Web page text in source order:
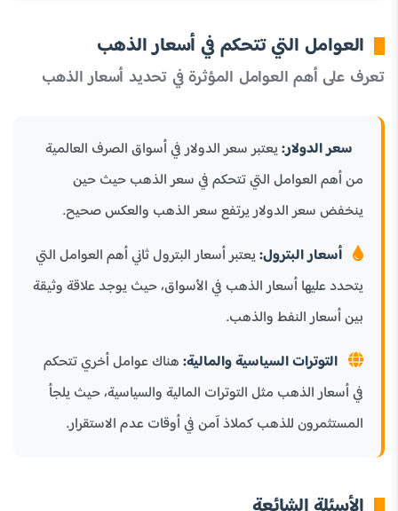
العوامل التي تتحكم في أسعار الذهب
تعرف على أهم العوامل المؤثرة في تحديد أسعار الذهب
سعر الدولار:يعتبر سعر الدولار في أسواق الصرف العالمية
من أهم العوامل التي تتحكم في سعر الذهب حيث حين
ينخفض سعر الدولار يرتفع سعر الذهب والعكس صحيح.
أسعار البترول:يعتبر أسعار البترول ثاني أهم العوامل التي
يتحدد عليها أسعار الذهب في الأسواق، حيث يوجد علاقة وثيقة
بين أسعار النفط والذهب.
التوترات السياسية والمالية:هناك عوامل أخري تتحكم
في أسعار الذهب مثل التوترات المالية والسياسية، حيث يلجأ
المستثمرون للذهب كملاذ آمن في أوقات عدم الاستقرار.